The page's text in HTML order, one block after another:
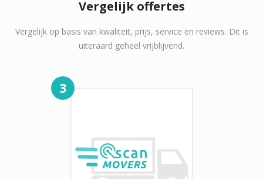
Vergelijk offertes
Vergelijk op basis van kwaliteit, prijs, service en reviews. Dit is
uiteraard geheel vrijblijvend.
3